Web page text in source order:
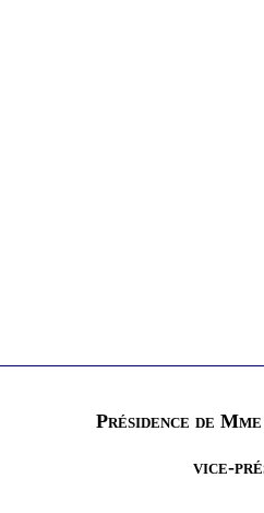
Présidence de
vice-